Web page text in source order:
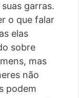
garras.
o que falar
elas
sobre
mas
não
podem